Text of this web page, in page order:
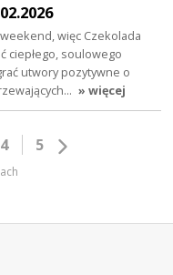
więc Czekolada
ciepłego, soulowego
utwory pozytywne o
» więcej
4 5